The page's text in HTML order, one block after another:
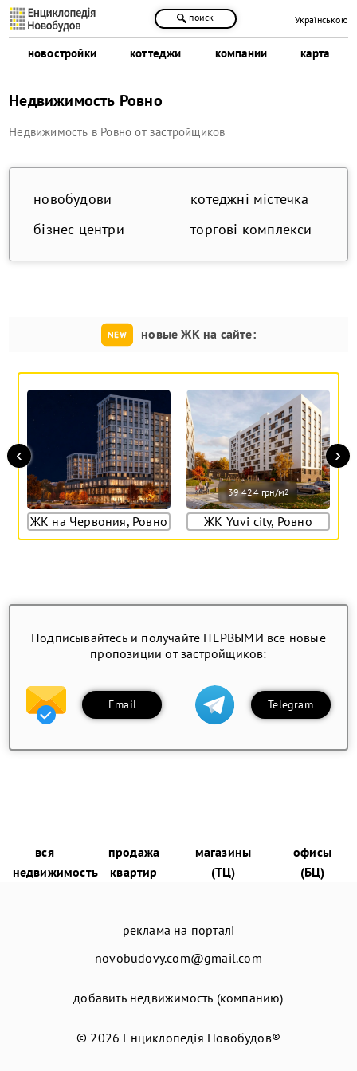
новостройки коттеджи компании карта
поиск Українською
Недвижимость Ровно
Недвижимость в Ровно от застройщиков
новобудови
котеджні містечка
бізнес центри
торгові комплекси
новые ЖК на сайте:
ЖК на Червония, Ровно
39 424 грн/м2
ЖК Yuvi city, Ровно
‹ ›
Подписывайтесь и получайте ПЕРВЫМИ все новые
пропозиции от застройщиков:
Email Telegram
вся
недвижимость
продажа
квартир
магазины
(ТЦ)
офисы
(БЦ)
реклама на порталі
novobudovy.com@gmail.com
добавить недвижимость (компанию)
© 2026 Енциклопедія Новобудов®